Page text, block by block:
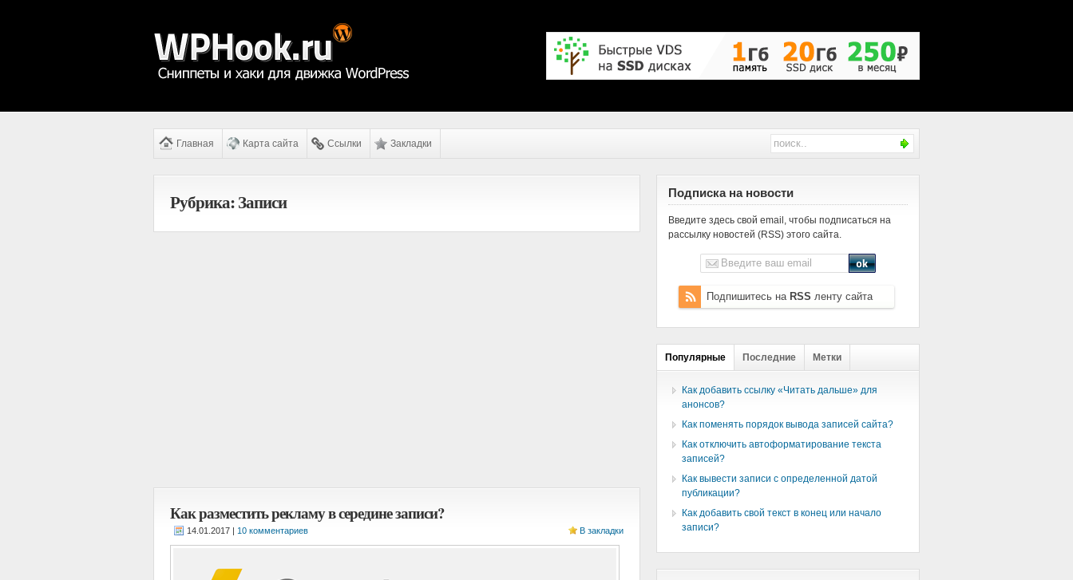
Главная Карта сайта Ссылки Закладки
Рубрика: Записи
Как разместить рекламу в середине записи?
| 10 комментариев В закладки
Подписка на новости
Введите здесь свой email, чтобы подписаться на
рассылку новостей (RSS) этого сайта.
Подпишитесь на RSS ленту сайта
Популярные Последние Метки
Как добавить ссылку «Читать дальше» для
анонсов?
Как поменять порядок вывода записей сайта?
Как отключить автоформатирование текста
записей?
Как вывести записи с определенной датой
публикации?
Как добавить свой текст в конец или начало
записи?